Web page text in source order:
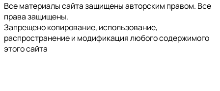
Все материалы сайта защищены авторским правом. Все
права защищены.
Запрещено копирование, использование,
распространение и модификация любого содержимого
этого сайта